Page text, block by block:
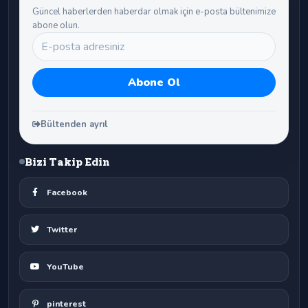
Güncel haberlerden haberdar olmak için e-posta bültenimize
abone olun.
Bültenden ayrıl
Bizi Takip Edin
Facebook
Twitter
YouTube
pinterest